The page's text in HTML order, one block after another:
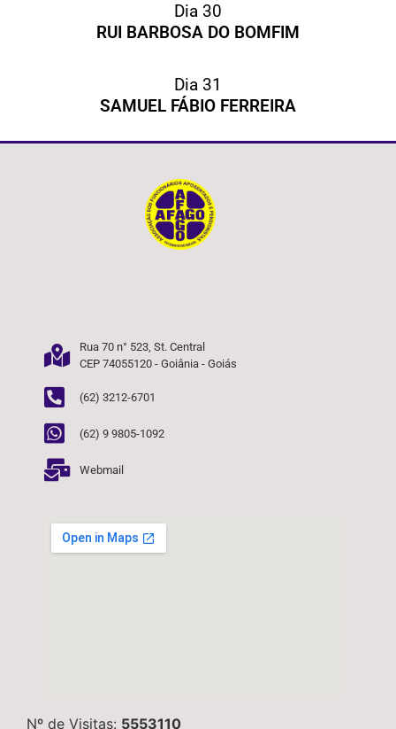
Dia 30
RUI BARBOSA DO BOMFIM
Dia 31
SAMUEL FÁBIO FERREIRA
Rua 70 n° 523, St. Central
CEP 74055120 - Goiânia - Goiás
(62) 3212-6701
(62) 9 9805-1092
Webmail
Nº de Visitas: 5553110